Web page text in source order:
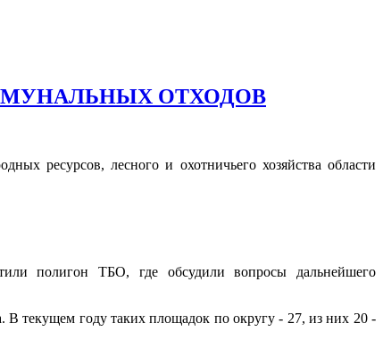
ОТХОДОВ
ресурсов, лесного и охотничьего хозяйства области
полигон ТБО, где обсудили вопросы дальнейшего
текущем году таких площадок по округу - 27, из них 20 -